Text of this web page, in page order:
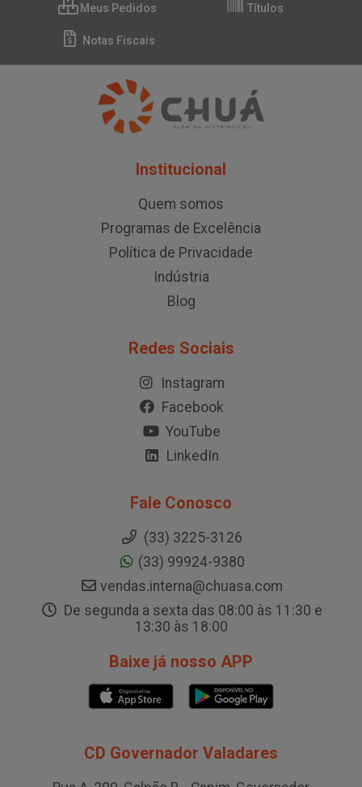
Meus Pedidos Títulos
Notas Fiscais
Institucional
Quem somos
Programas de Excelência
Política de Privacidade
Indústria
Blog
Redes Sociais
Instagram
Facebook
YouTube
LinkedIn
Fale Conosco
(33) 3225-3126
(33) 99924-9380
vendas.interna@chuasa.com
De segunda a sexta das 08:00 às 11:30 e
13:30 às 18:00
Baixe já nosso APP
CD Governador Valadares